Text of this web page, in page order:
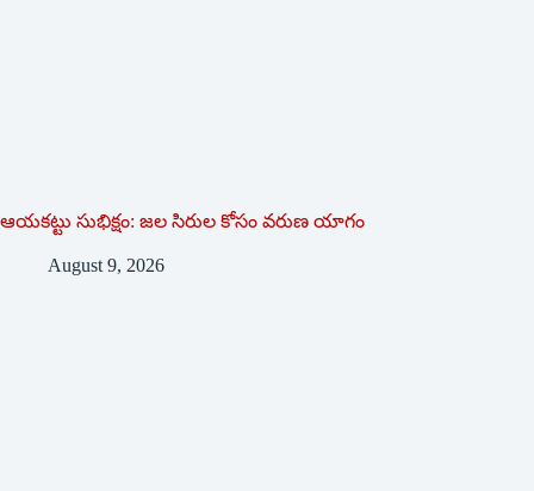
ఆయకట్టు సుభిక్షం: జల సిరుల కోసం వరుణ యాగం
August 9, 2026